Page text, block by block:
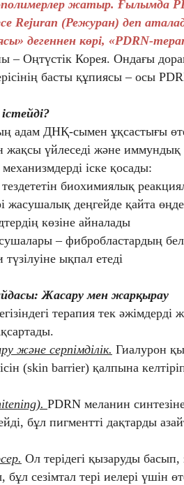
жатыр. Ғылымда
Rejuran (Режуран) деп
дегеннен көрі, «PDRN-
– Оңтүстік Корея. Ондағы
басты құпиясы – осы
адам ДНҚ-сымен ұқсастығы
жақсы үйлеседі және иммундық
іске қосады:
биохимиялық
жасушалық деңгейде қайта
көзіне айналады
– фибробластардың
ықпал етеді
Жасару мен жарқырау
терапия тек әжімдерді
және серпімділік. Гиалурон
(skin barrier) қалпына
PDRN меланин
бұл пигментті дақтарды
Ол терідегі қызаруды басып,
сезімтал тері иелері үшін